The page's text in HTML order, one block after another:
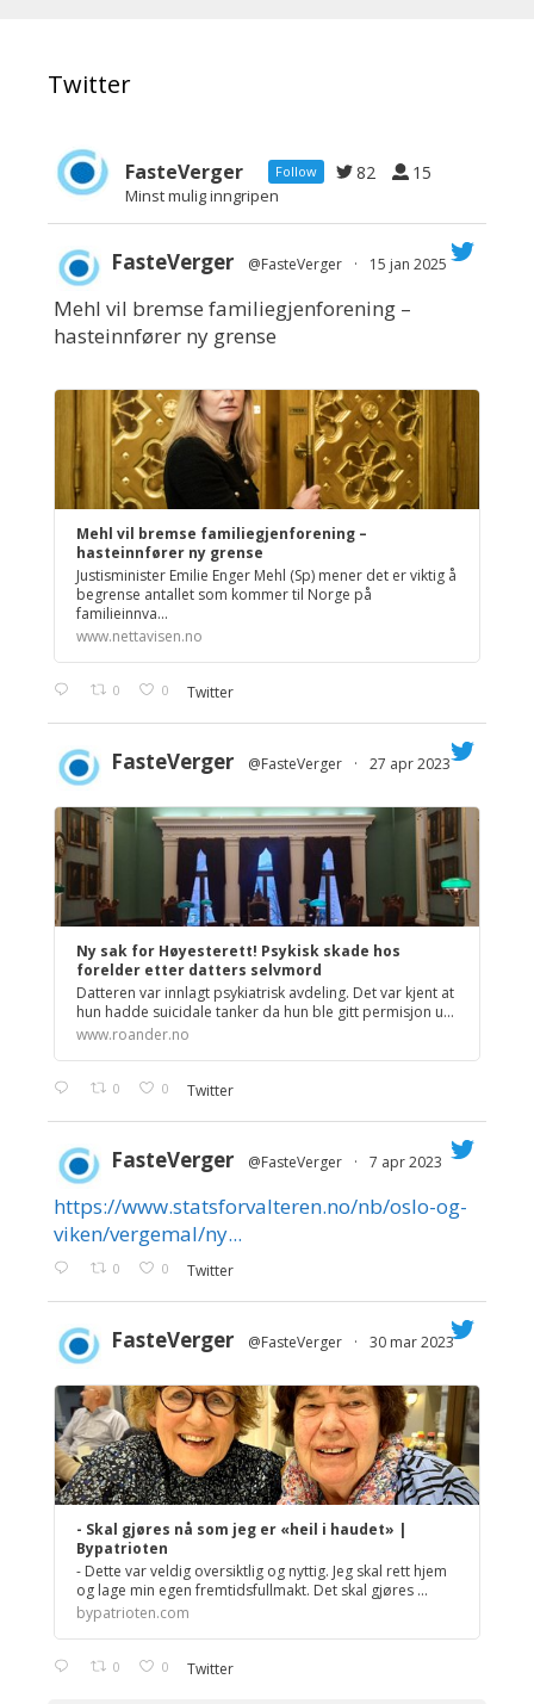
Twitter
FasteVerger Follow 82 15
Minst mulig inngripen
;
FasteVerger @FasteVerger · 15 jan 2025
Mehl vil bremse familiegjenforening –
hasteinnfører ny grense
Mehl vil bremse familiegjenforening –
hasteinnfører ny grense
Justisminister Emilie Enger Mehl (Sp) mener det er viktig å
begrense antallet som kommer til Norge på
familieinnva...
www.nettavisen.no
0 0 Twitter
;
FasteVerger @FasteVerger · 27 apr 2023
Ny sak for Høyesterett! Psykisk skade hos
forelder etter datters selvmord
Datteren var innlagt psykiatrisk avdeling. Det var kjent at
hun hadde suicidale tanker da hun ble gitt permisjon u...
www.roander.no
0 0 Twitter
;
FasteVerger @FasteVerger · 7 apr 2023
https://www.statsforvalteren.no/nb/oslo-og-
viken/vergemal/ny...
0 0 Twitter
;
FasteVerger @FasteVerger · 30 mar 2023
- Skal gjøres nå som jeg er «heil i haudet» |
Bypatrioten
- Dette var veldig oversiktlig og nyttig. Jeg skal rett hjem
og lage min egen fremtidsfullmakt. Det skal gjøres ...
bypatrioten.com
0 0 Twitter